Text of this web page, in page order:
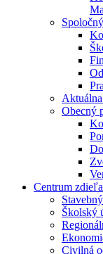
Obecný
Centrum
Školský
Civilná